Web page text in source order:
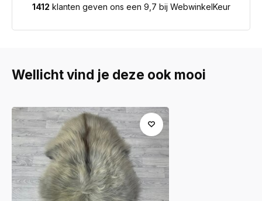
1412 klanten geven ons een 9,7 bij WebwinkelKeur
Wellicht vind je deze ook mooi